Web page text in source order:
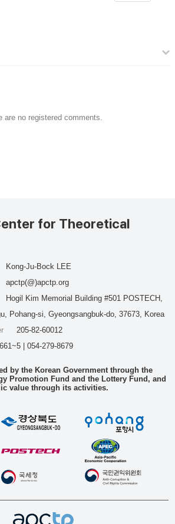
are no registered comments.
for Theoretical
Kong-Ju-Bock LEE
apctp(@)apctp.org
Hogil Kim Memorial Building #501 POSTECH,
Pohang-si, Gyeongsangbuk-do, 37673, Korea
205-82-60012
| 054-279-8679
by the Korean Government through the
Promotion Fund and the Lottery Fund, and
value through its activities.